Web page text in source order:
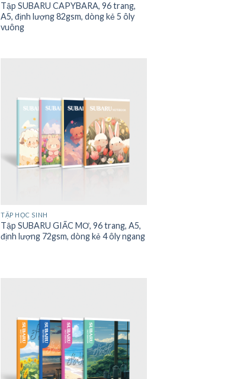
Tập SUBARU CAPYBARA, 96 trang,
A5, định lượng 82gsm, dòng kẻ 5 ôly
vuông
TẬP HỌC SINH
Tập SUBARU GIẤC MƠ, 96 trang, A5,
định lượng 72gsm, dòng kẻ 4 ôly ngang